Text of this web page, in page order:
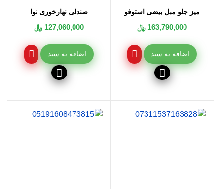
میز جلو مبل بیضی استوفو
163,790,000 ﷼
اضافه به سبد
صندلی نهارخوری نوا
127,060,000 ﷼
اضافه به سبد